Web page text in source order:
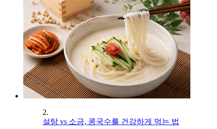
2.
설탕 vs 소금, 콩국수를 건강하게 먹는 법